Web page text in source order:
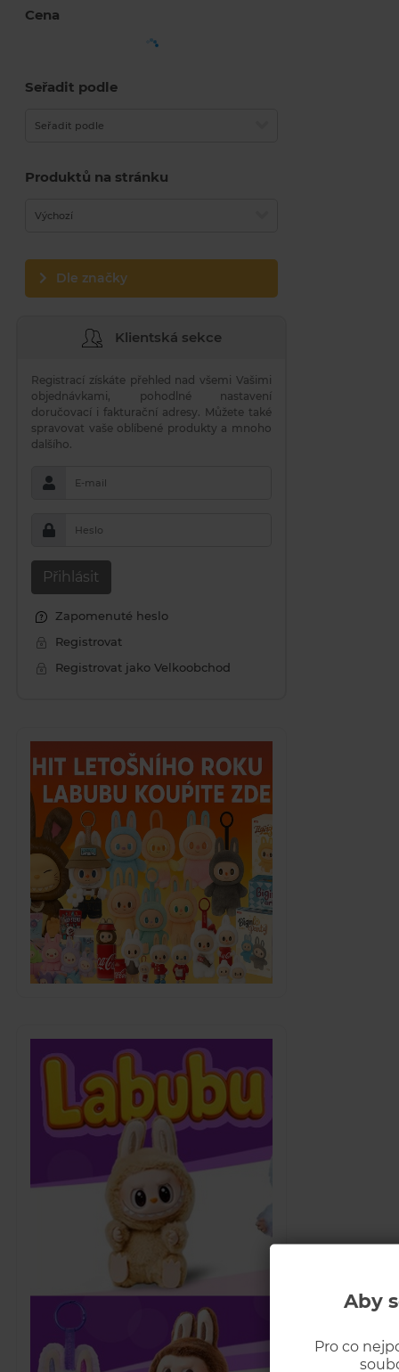
Aby
Pro co
Cena
Seřadit podle
Seřadit podle
Produktů na stránku
Výchozí
Dle značky
Klientská sekce
Registrací získáte přehled nad všemi Vašimi
objednávkami, pohodlné nastavení
doručovací i fakturační adresy. Můžete také
spravovat vaše oblíbené produkty a mnoho
dalšího.
E-mail
Heslo
Přihlásit
Zapomenuté heslo
Registrovat
Registrovat jako Velkoobchod